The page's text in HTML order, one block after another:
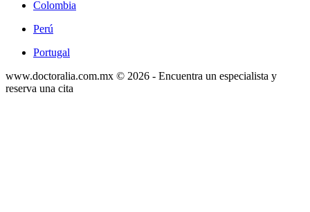
Colombia
Perú
Portugal
www.doctoralia.com.mx © 2026 - Encuentra un especialista y
reserva una cita